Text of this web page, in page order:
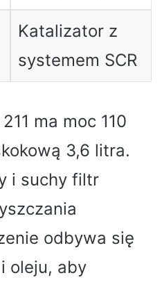
Katalizator z
systemem SCR
ma moc 110
3,6 litra.
i suchy filtr
odbywa się
oleju, aby